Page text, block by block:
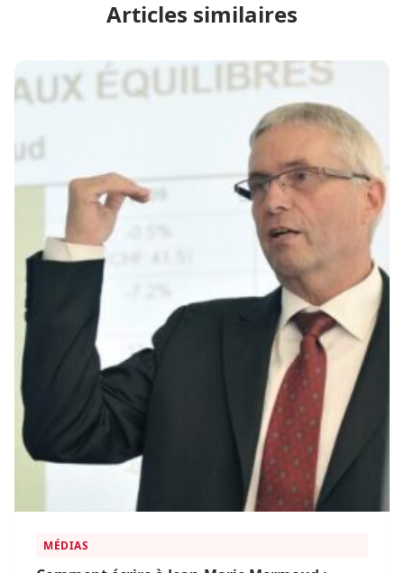
Articles similaires
MÉDIAS